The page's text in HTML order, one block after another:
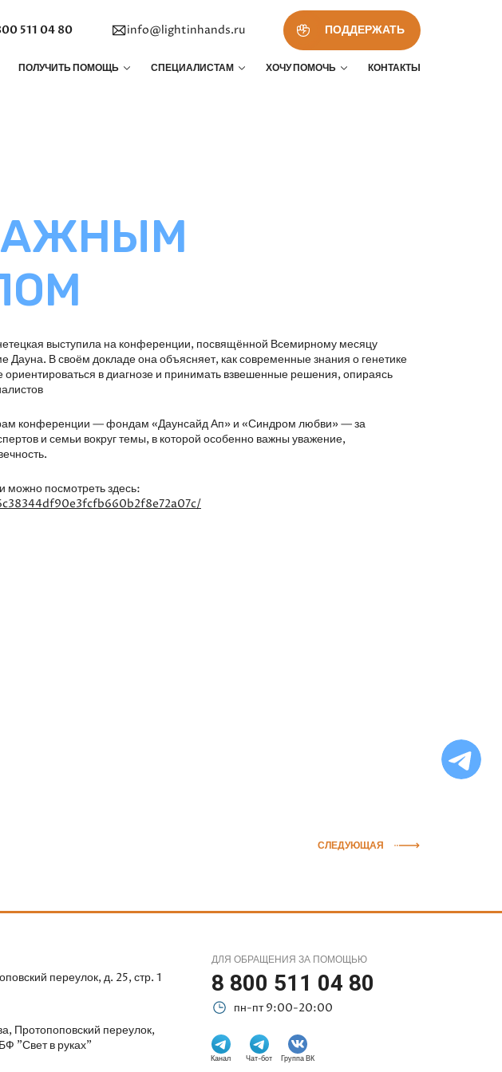
511 04 80 info@lightinhands.ru ПОДДЕРЖАТЬ
ПОЛУЧИТЬ ПОМОЩЬ СПЕЦИАЛИСТАМ ХОЧУ ПОМОЧЬ КОНТАКТЫ
выступила на конференции, посвящённой Всемирному месяцу
Дауна. В своём докладе она объясняет, как современные знания о генетике
в диагнозе и принимать взвешенные решения, опираясь
конференции — фондам «Даунсайд Ап» и «Синдром любви» — за
и семьи вокруг темы, в которой особенно важны уважение,
можно посмотреть здесь:
СЛЕДУЮЩАЯ
переулок, д. 25, стр. 1
Протопоповский переулок,
"Свет в руках"
ДЛЯ ОБРАЩЕНИЯ ЗА ПОМОЩЬЮ
8 800 511 04 80
пн-пт 9:00-20:00
Канал Чат-бот Группа ВК